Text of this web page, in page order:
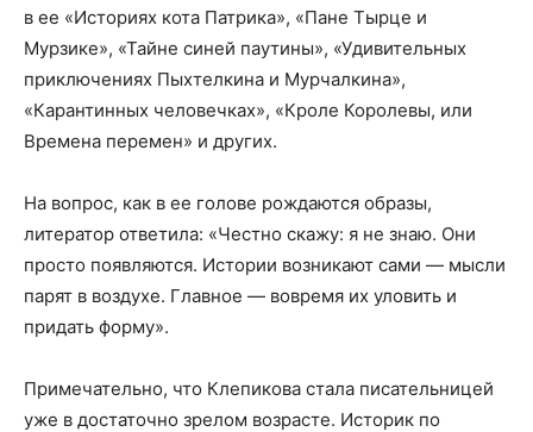
в ее «Историях кота Патрика», «Пане Тырце и
Мурзике», «Тайне синей паутины», «Удивительных
приключениях Пыхтелкина и Мурчалкина»,
«Карантинных человечках», «Кроле Королевы, или
Времена перемен» и других.
На вопрос, как в ее голове рождаются образы,
литератор ответила: «Честно скажу: я не знаю. Они
просто появляются. Истории возникают сами — мысли
парят в воздухе. Главное — вовремя их уловить и
придать форму».
Примечательно, что Клепикова стала писательницей
уже в достаточно зрелом возрасте. Историк по